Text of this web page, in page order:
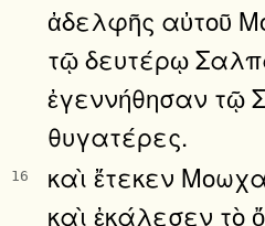
ἀδελφῆς αὐτοῦ
τῷ δευτέρῳ
ἐγεννήθησαν τῷ
θυγατέρες.
16
καὶ ἔτεκεν
καὶ ἐκάλεσεν τὸ